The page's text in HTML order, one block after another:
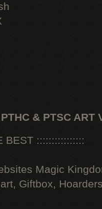
& PTSC ART
BEST ::::::::::::::::
Magic
Giftbox,